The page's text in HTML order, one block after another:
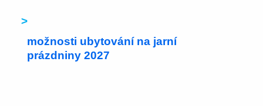
>
možnosti ubytování na jarní
prázdniny 2027